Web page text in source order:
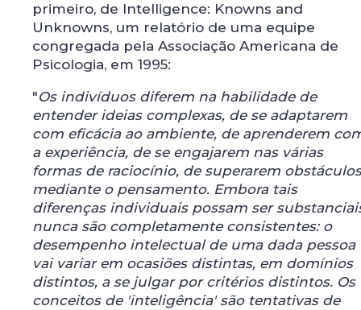
primeiro, de Intelligence: Knowns and
Unknowns, um relatório de uma equipe
congregada pela Associação Americana de
Psicologia, em 1995:
"Os indivíduos diferem na habilidade de
entender ideias complexas, de se adaptarem
com eficácia ao ambiente, de aprenderem
a experiência, de se engajarem nas várias
formas de raciocínio, de superarem obstáculos
mediante o pensamento. Embora tais
diferenças individuais possam ser
nunca são completamente consistentes: o
desempenho intelectual de uma dada pessoa
vai variar em ocasiões distintas, em domínios
distintos, a se julgar por critérios distintos. Os
conceitos de 'inteligência' são tentativas de